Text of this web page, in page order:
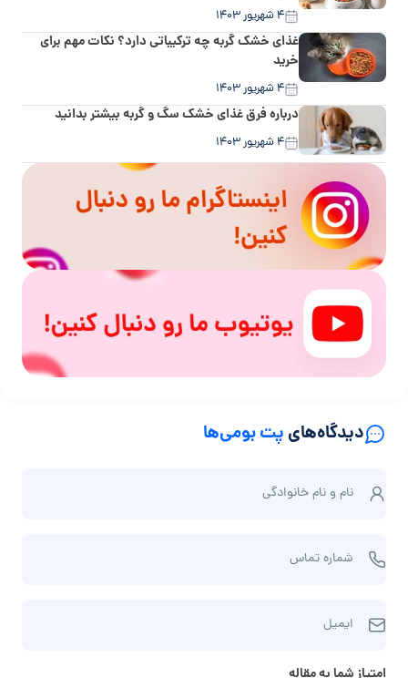
۴ شهریور ۱۴۰۳
غذای خشک گربه چه ترکیباتی دارد؟ نکات مهم برای
خرید
۴ شهریور ۱۴۰۳
درباره فرق غذای خشک سگ و گربه بیشتر بدانید
۴ شهریور ۱۴۰۳
دیدگاه‌های پت بومی‌ها
ا
و
م‌
ا
نام و نام‌ خانوادگی
م
ر
شماره تماس
ی
ایمیل